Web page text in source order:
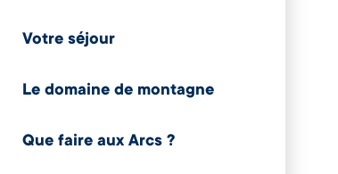
Votre séjour
Le domaine de montagne
Que faire aux Arcs ?